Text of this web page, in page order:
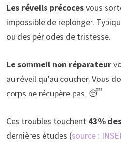
Les réveils précocesvous
impossible de replonger.
ou des périodes de tristesse.
Le sommeil non réparateur
au réveil qu’au coucher. Vous
corps ne récupère pas. 😴
Ces troubles touchent 43%
dernières études (source :